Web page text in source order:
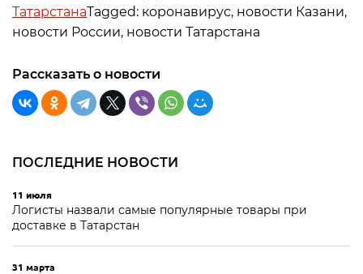
ТатарстанаTagged: коронавирус, новости Казани,
новости России, новости Татарстана
Рассказать о новости
ПОСЛЕДНИЕ НОВОСТИ
11 июля
Логисты назвали самые популярные товары при
доставке в Татарстан
31 марта